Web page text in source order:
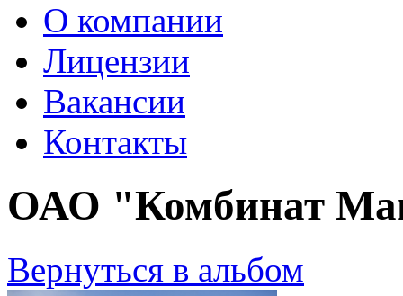
О компании
Лицензии
Вакансии
Контакты
ОАО "Комбинат
Вернуться в альбом